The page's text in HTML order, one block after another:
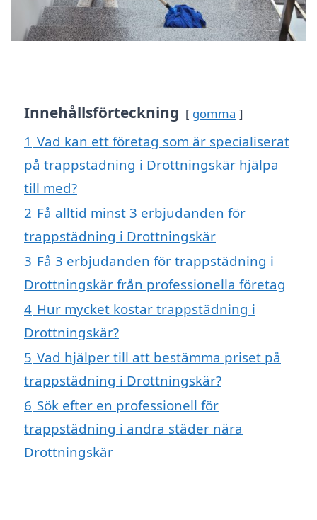
Innehållsförteckning gömma
1 Vad kan ett företag som är specialiserat
på trappstädning i Drottningskär hjälpa
till med?
2 Få alltid minst 3 erbjudanden för
trappstädning i Drottningskär
3 Få 3 erbjudanden för trappstädning i
Drottningskär från professionella företag
4 Hur mycket kostar trappstädning i
Drottningskär?
5 Vad hjälper till att bestämma priset på
trappstädning i Drottningskär?
6 Sök efter en professionell för
trappstädning i andra städer nära
Drottningskär